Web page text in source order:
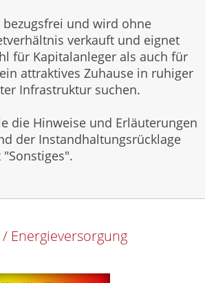
und wird ohne
verkauft und eignet
für Kapitalanleger als auch für
attraktives Zuhause in ruhiger
Infrastruktur suchen.
die Hinweise und Erläuterungen
der Instandhaltungsrücklage
Energieversorgung